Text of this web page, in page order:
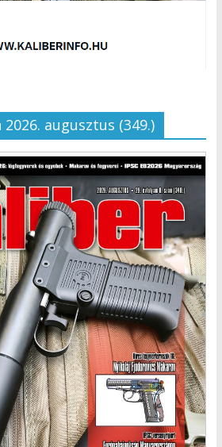
augusztus (349.)